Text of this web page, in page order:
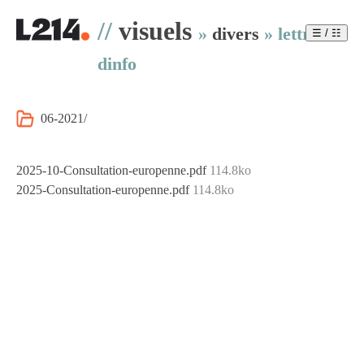
// visuels » divers » lettre-
dinfo
06-2021/
2025-10-Consultation-europenne.pdf 114.8ko
2025-Consultation-europenne.pdf 114.8ko
☰ / ☷